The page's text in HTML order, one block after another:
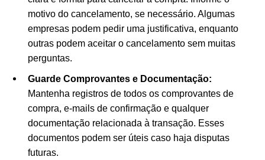
motivo do cancelamento, se necessário. Algumas
empresas podem pedir uma justificativa, enquanto
outras podem aceitar o cancelamento sem muitas
perguntas.
Guarde Comprovantes e Documentação:
Mantenha registros de todos os comprovantes de
compra, e-mails de confirmação e qualquer
documentação relacionada à transação. Esses
documentos podem ser úteis caso haja disputas
futuras.